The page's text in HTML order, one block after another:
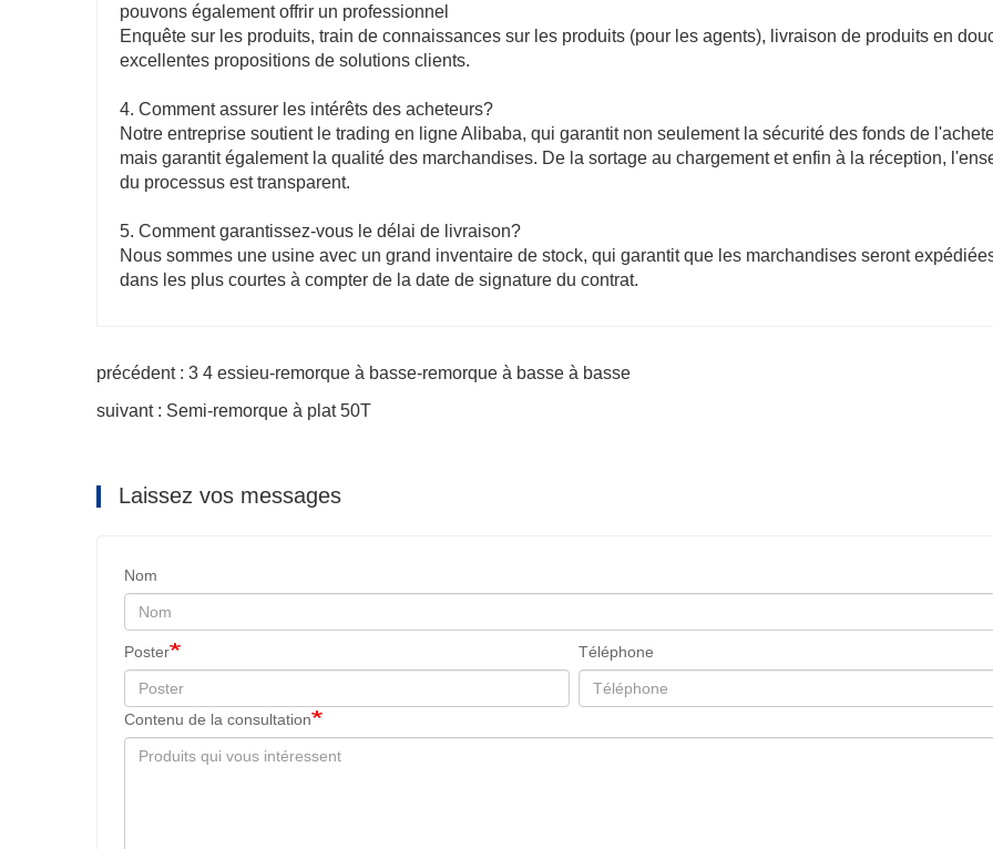
pouvons également offrir un professionnel
Enquête sur les produits, train de connaissances sur les produits (pour les agents), livraison de produits en
excellentes propositions de solutions clients.
4. Comment assurer les intérêts des acheteurs?
Notre entreprise soutient le trading en ligne Alibaba, qui garantit non seulement la sécurité des fonds de
mais garantit également la qualité des marchandises. De la sortage au chargement et enfin à la réception,
du processus est transparent.
5. Comment garantissez-vous le délai de livraison?
Nous sommes une usine avec un grand inventaire de stock, qui garantit que les marchandises seront
dans les plus courtes à compter de la date de signature du contrat.
précédent : 3 4 essieu-remorque à basse-remorque à basse à basse
suivant : Semi-remorque à plat 50T
Laissez vos messages
Nom
Poster Téléphone
Contenu de la consultation